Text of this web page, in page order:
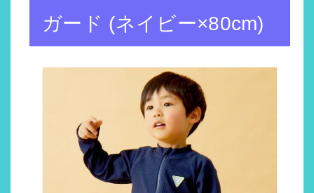
ガード (ネイビー×80cm)